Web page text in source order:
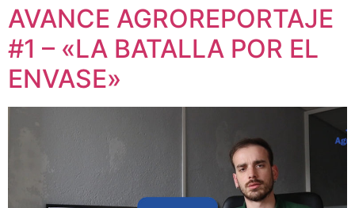
AVANCE AGROREPORTAJE
#1 – «LA BATALLA POR EL
ENVASE»